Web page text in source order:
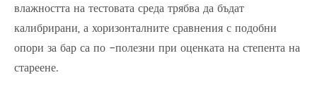
влажността на тестовата среда трябва да бъдат
калибрирани, а хоризонталните сравнения с подобни
опори за бар са по -полезни при оценката на степента на
стареене.